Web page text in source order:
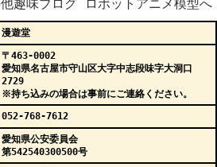
漫遊堂
〒463-0002
愛知県名古屋市守山区大字中志段味字大洞口
2729
※持ち込みの場合は事前にご連絡ください。
052-768-7612
愛知県公安委員会
第542540300500号